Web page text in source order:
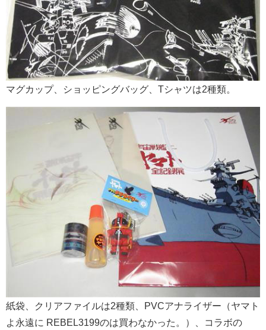
マグカップ、ショッピングバッグ、Tシャツは2種類。
紙袋、クリアファイルは2種類、PVCアナライザー（ヤマト
よ永遠に REBEL3199のは買わなかった。）、コラボの